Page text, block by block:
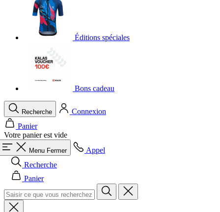
Éditions spéciales
Bons cadeau
Recherche
Connexion
Panier
Votre panier est vide
Menu Fermer
Appel
Recherche
Panier